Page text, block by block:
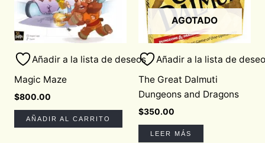
Añadir a la lista de deseos
Magic Maze
$800.00
AÑADIR AL CARRITO
AGOTADO
Añadir a la lista de
The Great Dalmuti
Dungeons and Dragons
$350.00
LEER MÁS